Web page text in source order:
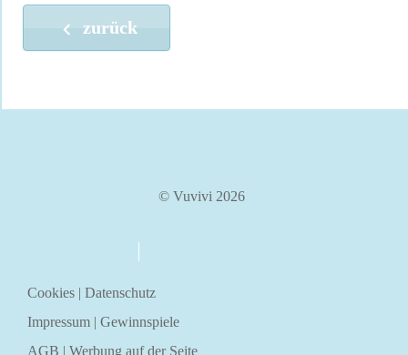
zurück
© Vuvivi 2026
Cookies | Datenschutz
Impressum | Gewinnspiele
AGB | Werbung auf der Seite